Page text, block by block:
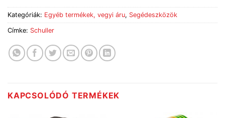
Kategóriák: Egyéb termékek, vegyi áru, Segédeszközök
Címke: Schuller
KAPCSOLÓDÓ TERMÉKEK